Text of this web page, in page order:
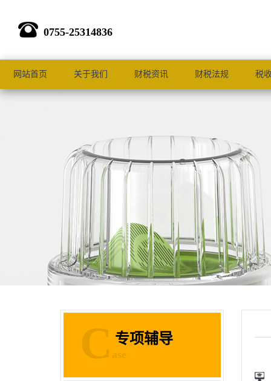
0755-25314836
网站首页 关于我们 财税资讯 财税法规 税
专项辅导
C ase